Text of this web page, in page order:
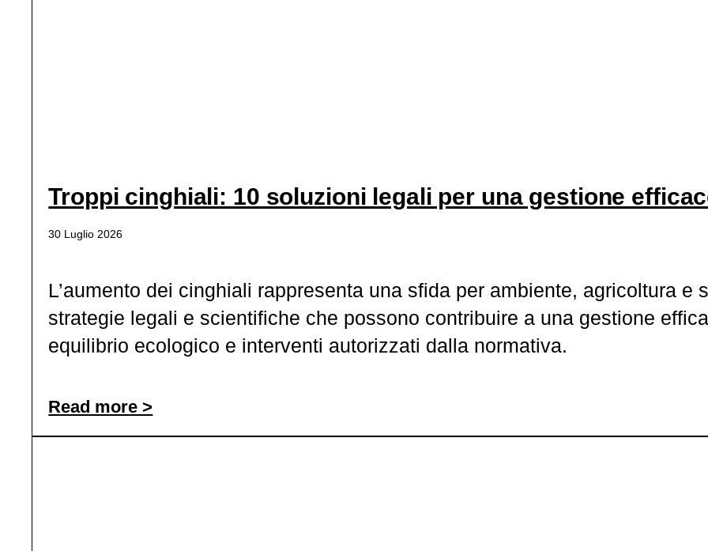
Troppi cinghiali: 10 soluzioni legali per una gestione
30 Luglio 2026
L’aumento dei cinghiali rappresenta una sfida per ambiente, agricoltura e
strategie legali e scientifiche che possono contribuire a una gestione
equilibrio ecologico e interventi autorizzati dalla normativa.
Read more >